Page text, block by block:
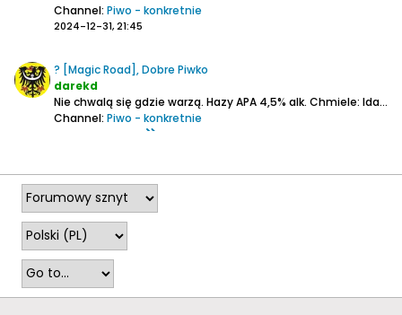
Channel: Piwo - konkretnie
2024-12-31, 21:45
? [Magic Road], Dobre Piwko
darekd
Nie chwalą się gdzie warzą. Hazy APA 4,5% alk. Chmiele: Idaho7, Citra
Channel: Piwo - konkretnie